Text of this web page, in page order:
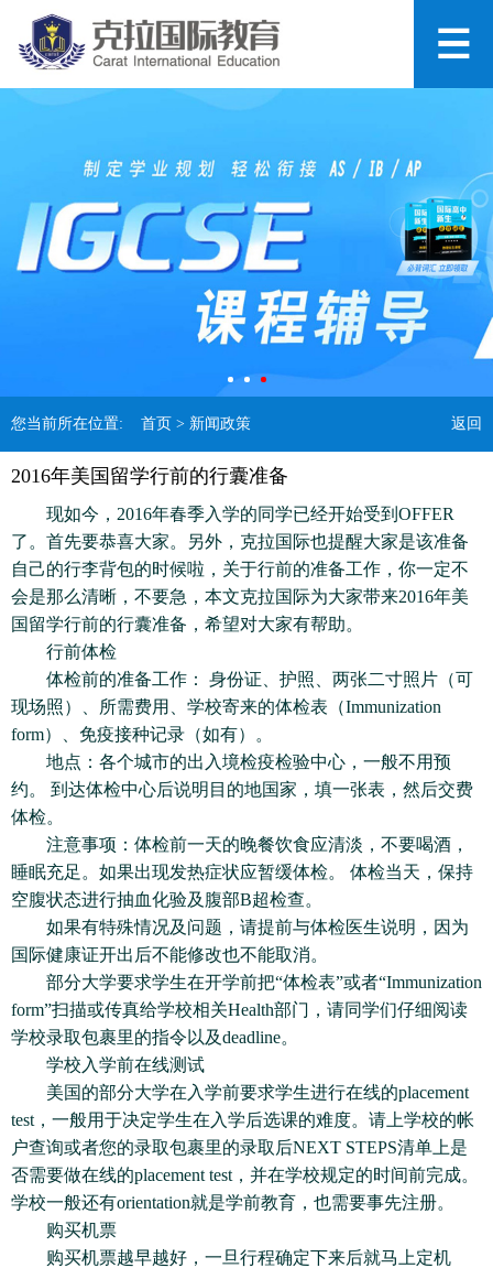
您当前所在位置: 首页 > 新闻政策 返回
2016年美国留学行前的行囊准备
现如今，2016年春季入学的同学已经开始受到OFFER
了。首先要恭喜大家。另外，克拉国际也提醒大家是该准备
自己的行李背包的时候啦，关于行前的准备工作，你一定不
会是那么清晰，不要急，本文克拉国际为大家带来2016年美
国留学行前的行囊准备，希望对大家有帮助。
行前体检
体检前的准备工作： 身份证、护照、两张二寸照片（可
现场照）、所需费用、学校寄来的体检表（Immunization
form）、免疫接种记录（如有）。
地点：各个城市的出入境检疫检验中心，一般不用预
约。 到达体检中心后说明目的地国家，填一张表，然后交费
体检。
注意事项：体检前一天的晚餐饮食应清淡，不要喝酒，
睡眠充足。如果出现发热症状应暂缓体检。 体检当天，保持
空腹状态进行抽血化验及腹部B超检查。
如果有特殊情况及问题，请提前与体检医生说明，因为
国际健康证开出后不能修改也不能取消。
部分大学要求学生在开学前把“体检表”或者“Immunization
form”扫描或传真给学校相关Health部门，请同学们仔细阅读
学校录取包裹里的指令以及deadline。
学校入学前在线测试
美国的部分大学在入学前要求学生进行在线的placement
test，一般用于决定学生在入学后选课的难度。请上学校的帐
户查询或者您的录取包裹里的录取后NEXT STEPS清单上是
否需要做在线的placement test，并在学校规定的时间前完成。
学校一般还有orientation就是学前教育，也需要事先注册。
购买机票
购买机票越早越好，一旦行程确定下来后就马上定机